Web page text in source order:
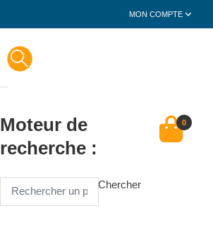
MON COMPTE
Moteur de
recherche :
Chercher
0